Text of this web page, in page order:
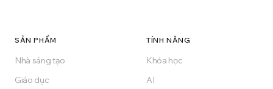
Miễn phí để bắt đầu, đám mây hoặc tự lưu trữ
Enterprise. Xây dựng nền tảng đào tạo mà
SẢN PHẨM
Nhà sáng tạo
Giáo dục
TÍNH NĂNG
Khóa học
AI